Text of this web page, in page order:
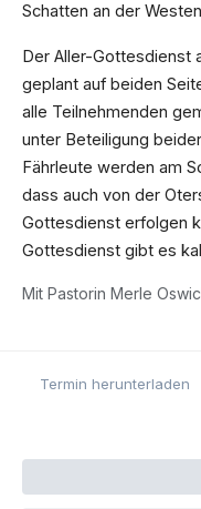
Schatten an der
Der Aller-Gottesdienst
geplant auf beiden
alle Teilnehmenden
unter Beteiligung
Fährleute werden am
dass auch von der
Gottesdienst erfolgen
Gottesdienst gibt es
Mit Pastorin Merle
Termin herunterladen